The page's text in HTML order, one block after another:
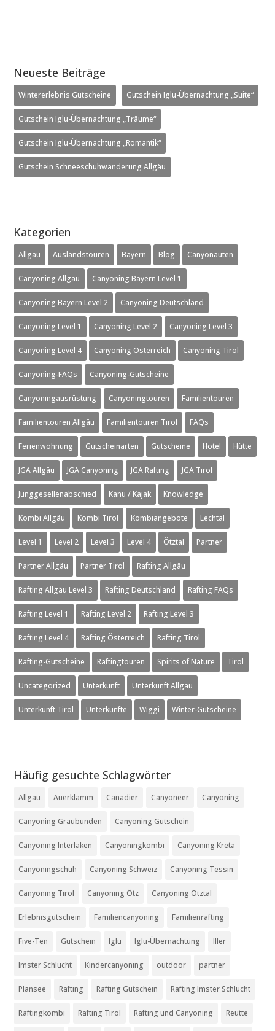
Neueste Beiträge
Wintererlebnis Gutscheine Gutschein Iglu-Übernachtung „Suite“
Gutschein Iglu-Übernachtung „Träume“
Gutschein Iglu-Übernachtung „Romantik“
Gutschein Schneeschuhwanderung Allgäu
Kategorien
Allgäu Auslandstouren Bayern Blog Canyonauten
Canyoning Allgäu Canyoning Bayern Level 1
Canyoning Bayern Level 2 Canyoning Deutschland
Canyoning Level 1 Canyoning Level 2 Canyoning Level 3
Canyoning Level 4 Canyoning Österreich Canyoning Tirol
Canyoning-FAQs Canyoning-Gutscheine
Canyoningausrüstung Canyoningtouren Familientouren
Familientouren Allgäu Familientouren Tirol FAQs
Ferienwohnung Gutscheinarten Gutscheine Hotel Hütte
JGA Allgäu JGA Canyoning JGA Rafting JGA Tirol
Junggesellenabschied Kanu / Kajak Knowledge
Kombi Allgäu Kombi Tirol Kombiangebote Lechtal
Level 1 Level 2 Level 3 Level 4 Ötztal Partner
Partner Allgäu Partner Tirol Rafting Allgäu
Rafting Allgäu Level 3 Rafting Deutschland Rafting FAQs
Rafting Level 1 Rafting Level 2 Rafting Level 3
Rafting Level 4 Rafting Österreich Rafting Tirol
Rafting-Gutscheine Raftingtouren Spirits of Nature Tirol
Uncategorized Unterkunft Unterkunft Allgäu
Unterkunft Tirol Unterkünfte Wiggi Winter-Gutscheine
Häufig gesuchte Schlagwörter
Allgäu Auerklamm Canadier Canyoneer Canyoning
Canyoning Graubünden Canyoning Gutschein
Canyoning Interlaken Canyoningkombi Canyoning Kreta
Canyoningschuh Canyoning Schweiz Canyoning Tessin
Canyoning Tirol Canyoning Ötz Canyoning Ötztal
Erlebnisgutschein Familiencanyoning Familienrafting
Five-Ten Gutschein Iglu Iglu-Übernachtung Iller
Imster Schlucht Kindercanyoning outdoor partner
Plansee Rafting Rafting Gutschein Rafting Imster Schlucht
Raftingkombi Rafting Tirol Rafting und Canyoning Reutte